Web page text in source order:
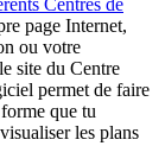
Centres de
page Internet,
ou votre
site du Centre
permet de faire
que tu
les plans